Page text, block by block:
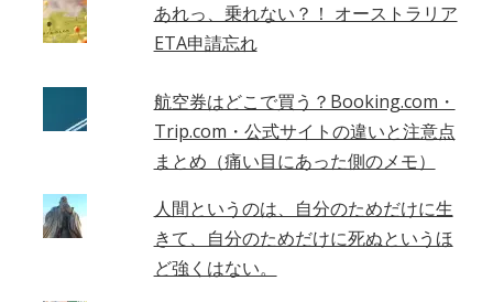
あれっ、乗れない？！ オーストラリア
ETA申請忘れ
航空券はどこで買う？Booking.com・
Trip.com・公式サイトの違いと注意点
まとめ（痛い目にあった側のメモ）
人間というのは、自分のためだけに生
きて、自分のためだけに死ぬというほ
ど強くはない。